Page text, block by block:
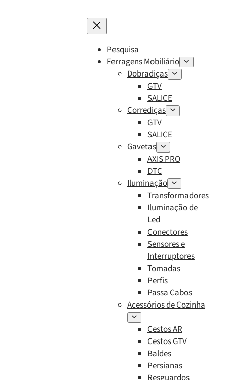
Pesquisa
Ferragens Mobiliário
Dobradiças
GTV
SALICE
Corrediças
GTV
SALICE
Gavetas
AXIS PRO
DTC
Iluminação
Transformadores
Iluminação de
Led
Conectores
Sensores e
Interruptores
Tomadas
Perfis
Passa Cabos
Acessórios de Cozinha
Cestos AR
Cestos GTV
Baldes
Persianas